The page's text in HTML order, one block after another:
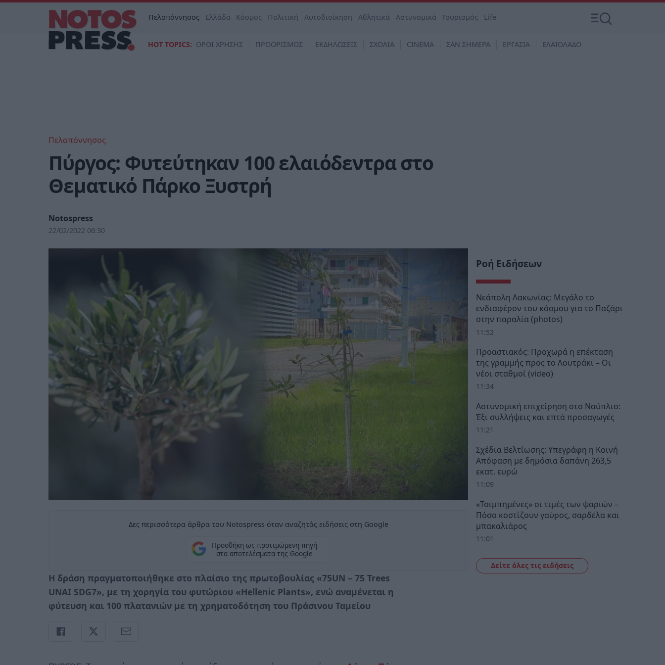
Πελοπόννησος Ελλάδα Κόσμος Πολιτική Αυτοδιοίκηση Αθλητικά Αστυνομικά Τουρισμός Life
HOT TOPICS: ΟΡΟΙ ΧΡΗΣΗΣ ΠΡΟΟΡΙΣΜΟΣ ΕΚΔΗΛΩΣΕΙΣ ΣΧΟΛΙΑ CINEMA ΣΑΝ ΣΗΜΕΡΑ ΕΡΓΑΣΙΑ ΕΛΑΙΟΛΑΔΟ
Πελοπόννησος
Πύργος: Φυτεύτηκαν 100 ελαιόδεντρα στο
Θεματικό Πάρκο Ξυστρή
Notospress
22/02/2022 06:30
Δες περισσότερα άρθρα του Notospress όταν αναζητάς ειδήσεις στη Google
Προσθήκη ως προτιμώμενη πηγή
στα αποτελέσματα της Google
Η δράση πραγματοποιήθηκε στο πλαίσιο της πρωτοβουλίας «75UN – 75 Trees
UNAI SDG7», με τη χορηγία του φυτώριου «Hellenic Plants», ενώ αναμένεται η
φύτευση και 100 πλατανιών με τη χρηματοδότηση του Πράσινου Ταμείου
Ροή Ειδήσεων
Νεάπολη Λακωνίας: Μεγάλο το
ενδιαφέρον του κόσμου για το Παζάρι
στην παραλία (photos)
11:52
Προαστιακός: Προχωρά η επέκταση
της γραμμής προς το Λουτράκι – Οι
νέοι σταθμοί (video)
11:34
Αστυνομική επιχείρηση στο Ναύπλιο:
Έξι συλλήψεις και επτά προσαγωγές
11:21
Σχέδια Βελτίωσης: Υπεγράφη η Κοινή
Απόφαση με δημόσια δαπάνη 263,5
εκατ. ευρώ
11:09
«Τσιμπημένες» οι τιμές των ψαριών –
Πόσο κοστίζουν γαύρος, σαρδέλα και
μπακαλιάρος
11:01
Δείτε όλες τις ειδήσεις